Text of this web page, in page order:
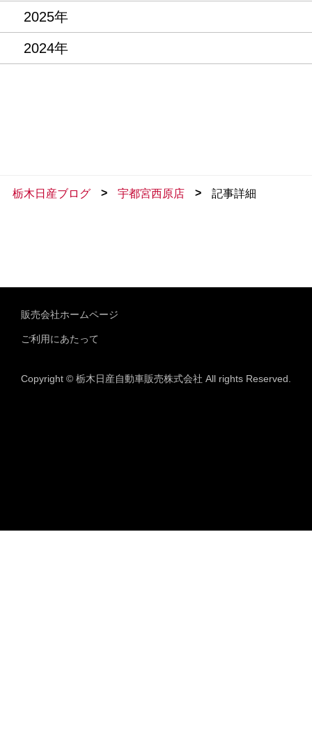
2025年
2024年
栃木日産ブログ > 宇都宮西原店 > 記事詳細
販売会社ホームページ
ご利用にあたって
Copyright © 栃木日産自動車販売株式会社 All rights Reserved.